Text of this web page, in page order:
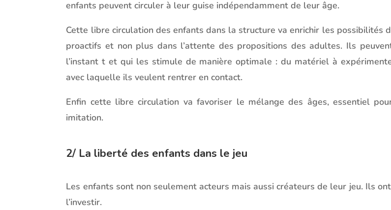
enfants peuvent circuler à leur guise indépendamment de leur âge.
Cette libre circulation des enfants dans la structure va enrichir les possibilités
proactifs et non plus dans l’attente des propositions des adultes. Ils
l’instant t et qui les stimule de manière optimale : du matériel à
avec laquelle ils veulent rentrer en contact.
Enfin cette libre circulation va favoriser le mélange des âges, essentiel
imitation.
2/ La liberté des enfants dans le jeu
Les enfants sont non seulement acteurs mais aussi créateurs de leur jeu. Ils
l’investir.